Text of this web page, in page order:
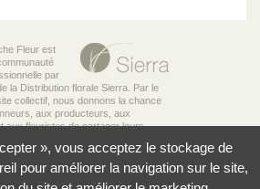
Fleur est
par
la Distribution florale Sierra. Par le
collectif, nous donnons la chance
aux producteurs, aux
aux fleuristes de partager leurs
fleurs qui rend notre industrie si
», vous acceptez le stockage de
pour améliorer la navigation sur le site,